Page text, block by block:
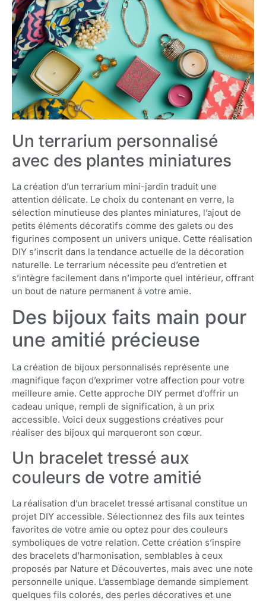
Un terrarium personnalisé
avec des plantes miniatures
La création d’un terrarium mini-jardin traduit une
attention délicate. Le choix du contenant en verre, la
sélection minutieuse des plantes miniatures, l’ajout de
petits éléments décoratifs comme des galets ou des
figurines composent un univers unique. Cette réalisation
DIY s’inscrit dans la tendance actuelle de la décoration
naturelle. Le terrarium nécessite peu d’entretien et
s’intègre facilement dans n’importe quel intérieur, offrant
un bout de nature permanent à votre amie.
Des bijoux faits main pour
une amitié précieuse
La création de bijoux personnalisés représente une
magnifique façon d’exprimer votre affection pour votre
meilleure amie. Cette approche DIY permet d’offrir un
cadeau unique, rempli de signification, à un prix
accessible. Voici deux suggestions créatives pour
réaliser des bijoux qui marqueront son cœur.
Un bracelet tressé aux
couleurs de votre amitié
La réalisation d’un bracelet tressé artisanal constitue un
projet DIY accessible. Sélectionnez des fils aux teintes
favorites de votre amie ou optez pour des couleurs
symboliques de votre relation. Cette création s’inspire
des bracelets d’harmonisation, semblables à ceux
proposés par Nature et Découvertes, mais avec une note
personnelle unique. L’assemblage demande simplement
quelques fils colorés, des perles décoratives et une